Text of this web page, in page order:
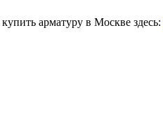
арматуру в Москве здесь: